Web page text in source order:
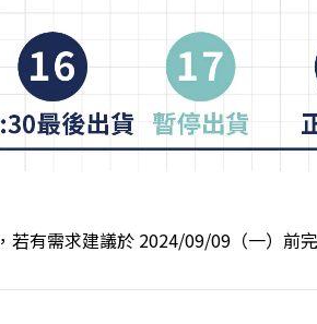
，若有需求建議於 2024/09/09（一）前